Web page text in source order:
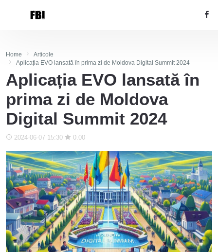
Home
Articole
Aplicația EVO lansată în prima zi de Moldova Digital Summit 2024
Aplicația EVO lansată în
prima zi de Moldova
Digital Summit 2024
2024-06-07 15:30 0.00